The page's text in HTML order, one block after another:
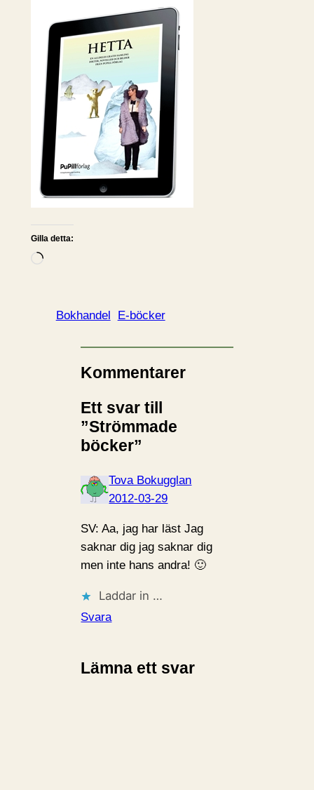
Gilla detta:
L
Bokhandel E-böcker
Kommentarer
Ett svar till
”Strömmade
böcker”
Tova Bokugglan
2012-03-29
SV: Aa, jag har läst Jag
saknar dig jag saknar dig
men inte hans andra! 🙂
Laddar in …
Svara
Lämna ett svar